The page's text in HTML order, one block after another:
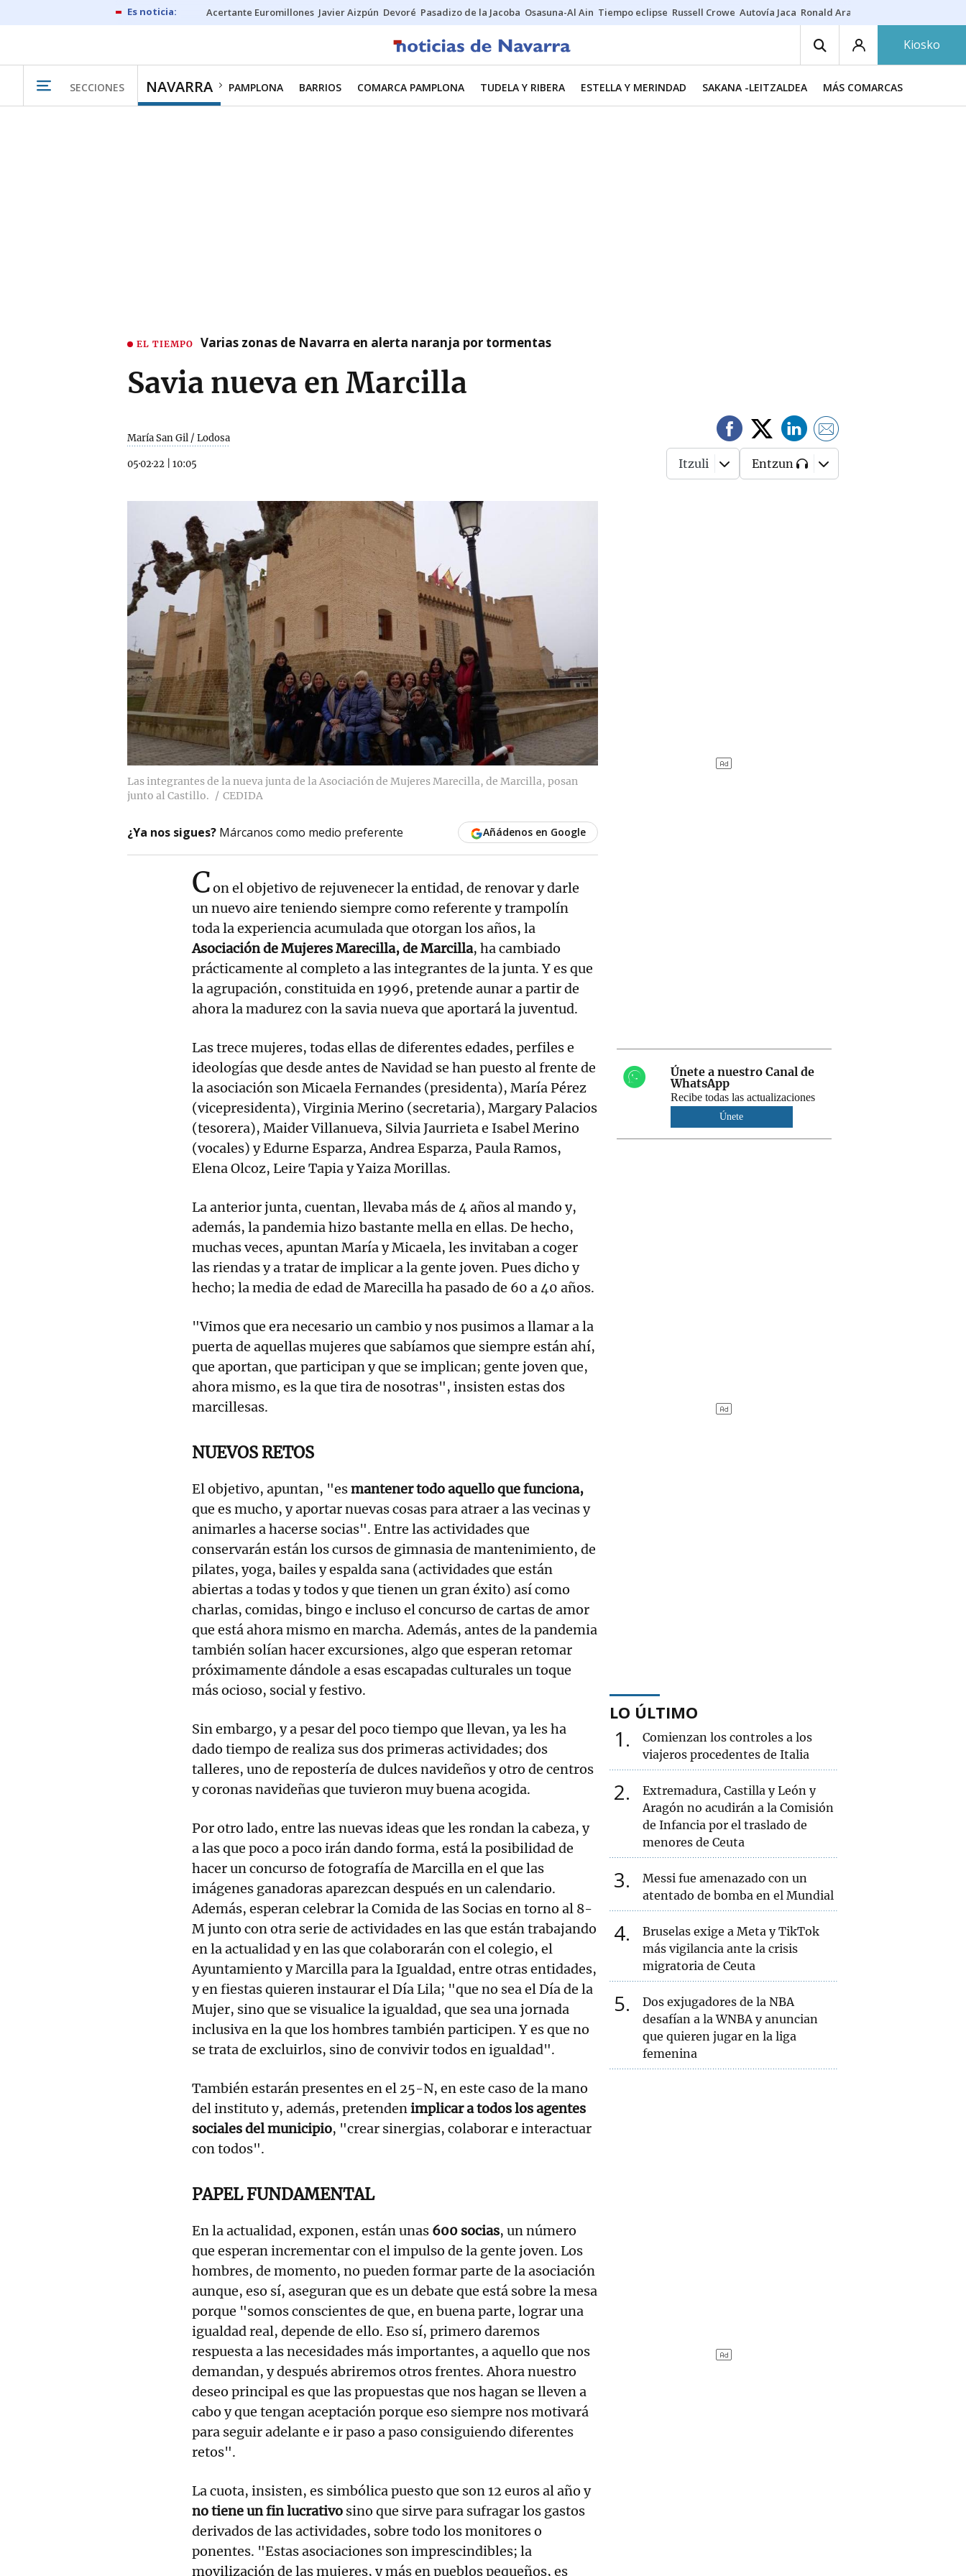
Acertante Euromillones Javier Aizpún Devoré Pasadizo de la Jacoba Osasuna-Al Ain Tiempo eclipse Russell Crowe Autovía Jaca Ronald Araújo
Kiosko
SECCIONES NAVARRA PAMPLONA BARRIOS COMARCA PAMPLONA TUDELA Y RIBERA ESTELLA Y MERINDAD SAKANA -LEITZALDEA MÁS COMARCAS
EL TIEMPO Varias zonas de Navarra en alerta naranja por tormentas
Savia nueva en Marcilla
María San Gil / Lodosa
05·02·22 10:05 Itzuli Entzun
Las integrantes de la nueva junta de la Asociación de Mujeres Marecilla, de Marcilla, posan
junto al Castillo.
CEDIDA
¿Ya nos sigues? Márcanos como medio preferente Añádenos en Google
Con el objetivo de rejuvenecer la entidad, de renovar y darle
un nuevo aire teniendo siempre como referente y trampolín
toda la experiencia acumulada que otorgan los años, la
Asociación de Mujeres Marecilla, de Marcilla, ha cambiado
prácticamente al completo a las integrantes de la junta. Y es que
la agrupación, constituida en 1996, pretende aunar a partir de
ahora la madurez con la savia nueva que aportará la juventud.
Las trece mujeres, todas ellas de diferentes edades, perfiles e
ideologías que desde antes de Navidad se han puesto al frente de
la asociación son Micaela Fernandes (presidenta), María Pérez
(vicepresidenta), Virginia Merino (secretaria), Margary Palacios
(tesorera), Maider Villanueva, Silvia Jaurrieta e Isabel Merino
(vocales) y Edurne Esparza, Andrea Esparza, Paula Ramos,
Elena Olcoz, Leire Tapia y Yaiza Morillas.
La anterior junta, cuentan, llevaba más de 4 años al mando y,
además, la pandemia hizo bastante mella en ellas. De hecho,
muchas veces, apuntan María y Micaela, les invitaban a coger
las riendas y a tratar de implicar a la gente joven. Pues dicho y
hecho; la media de edad de Marecilla ha pasado de 60 a 40 años.
"Vimos que era necesario un cambio y nos pusimos a llamar a la
puerta de aquellas mujeres que sabíamos que siempre están ahí,
que aportan, que participan y que se implican; gente joven que,
ahora mismo, es la que tira de nosotras", insisten estas dos
marcillesas.
NUEVOS RETOS
El objetivo, apuntan, "esmantener todo aquello que funciona,
que es mucho, y aportar nuevas cosas para atraer a las vecinas y
animarles a hacerse socias". Entre las actividades que
conservarán están los cursos de gimnasia de mantenimiento, de
pilates, yoga, bailes y espalda sana (actividades que están
abiertas a todas y todos y que tienen un gran éxito) así como
charlas, comidas, bingo e incluso el concurso de cartas de amor
que está ahora mismo en marcha. Además, antes de la pandemia
también solían hacer excursiones, algo que esperan retomar
próximamente dándole a esas escapadas culturales un toque
más ocioso, social y festivo.
Sin embargo, y a pesar del poco tiempo que llevan, ya les ha
dado tiempo de realiza sus dos primeras actividades; dos
talleres, uno de repostería de dulces navideños y otro de centros
y coronas navideñas que tuvieron muy buena acogida.
Por otro lado, entre las nuevas ideas que les rondan la cabeza, y
a las que poco a poco irán dando forma, está la posibilidad de
hacer un concurso de fotografía de Marcilla en el que las
imágenes ganadoras aparezcan después en un calendario.
Además, esperan celebrar la Comida de las Socias en torno al 8-
M junto con otra serie de actividades en las que están trabajando
en la actualidad y en las que colaborarán con el colegio, el
Ayuntamiento y Marcilla para la Igualdad, entre otras entidades,
y en fiestas quieren instaurar el Día Lila; "que no sea el Día de la
Mujer, sino que se visualice la igualdad, que sea una jornada
inclusiva en la que los hombres también participen. Y es que no
se trata de excluirlos, sino de convivir todos en igualdad".
También estarán presentes en el 25-N, en este caso de la mano
del instituto y, además, pretendenimplicar a todos los agentes
sociales del municipio, "crear sinergias, colaborar e interactuar
con todos".
PAPEL FUNDAMENTAL
En la actualidad, exponen, están unas 600 socias, un número
que esperan incrementar con el impulso de la gente joven. Los
hombres, de momento, no pueden formar parte de la asociación
aunque, eso sí, aseguran que es un debate que está sobre la mesa
porque "somos conscientes de que, en buena parte, lograr una
igualdad real, depende de ello. Eso sí, primero daremos
respuesta a las necesidades más importantes, a aquello que nos
demandan, y después abriremos otros frentes. Ahora nuestro
deseo principal es que las propuestas que nos hagan se lleven a
cabo y que tengan aceptación porque eso siempre nos motivará
para seguir adelante e ir paso a paso consiguiendo diferentes
retos".
La cuota, insisten, es simbólica puesto que son 12 euros al año y
no tiene un fin lucrativo sino que sirve para sufragar los gastos
derivados de las actividades, sobre todo los monitores o
ponentes. "Estas asociaciones son imprescindibles; la
movilización de las mujeres, y más en pueblos pequeños, es
Únete a nuestro Canal de
WhatsApp
Recibe todas las actualizaciones
Únete
LO ÚLTIMO
1
Comienzan los controles a los
viajeros procedentes de Italia
2
Extremadura, Castilla y León y
Aragón no acudirán a la Comisión
de Infancia por el traslado de
menores de Ceuta
3
Messi fue amenazado con un
atentado de bomba en el Mundial
4
Bruselas exige a Meta y TikTok
más vigilancia ante la crisis
migratoria de Ceuta
5
Dos exjugadores de la NBA
desafían a la WNBA y anuncian
que quieren jugar en la liga
femenina